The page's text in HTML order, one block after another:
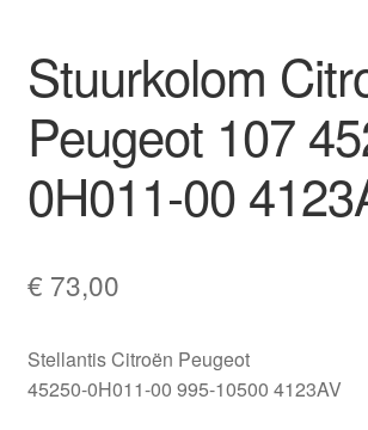
Privacybeleid
Wereldwijde verzending
Winkelwagen
Stuurkolom
Peugeot 107
0H011-00
€ 73,00
Stellantis Citroën Peugeot
45250-0H011-00 995-10500 4123AV